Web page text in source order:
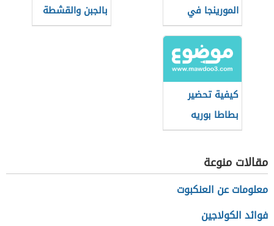
المورينجا في
وصفات الطعام
بالجبن والقشطة
كيفية تحضير
بطاطا بوريه
مقالات منوعة
معلومات عن العنكبوت
فوائد الكولاجين